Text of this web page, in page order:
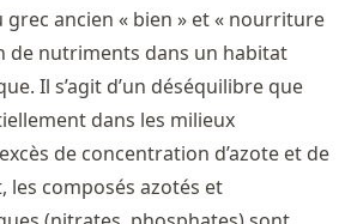
grec ancien « bien » et « nourriture
de nutriments dans un habitat
Il s’agit d’un déséquilibre que
dans les milieux
de concentration d’azote et de
les composés azotés et